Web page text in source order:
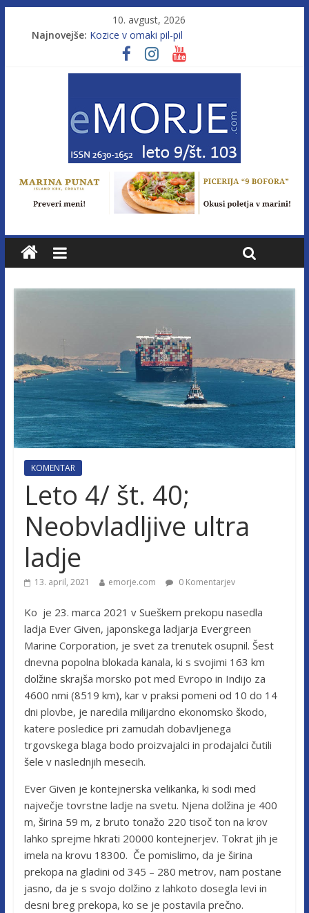
10. avgust, 2026
Najnovejše: Kozice v omaki pil-pil
Leto 9, št. 103; Licenca brez morja
Od morja do gorja 11
KOMENTAR
Leto 4/ št. 40;
Neobvladljive ultra
ladje
13. april, 2021 emorje.com 0 Komentarjev
Ko je 23. marca 2021 v Sueškem prekopu nasedla
ladja Ever Given, japonskega ladjarja Evergreen
Marine Corporation, je svet za trenutek osupnil. Šest
dnevna popolna blokada kanala, ki s svojimi 163 km
dolžine skrajša morsko pot med Evropo in Indijo za
4600 nmi (8519 km), kar v praksi pomeni od 10 do 14
dni plovbe, je naredila milijardno ekonomsko škodo,
katere posledice pri zamudah dobavljenega
trgovskega blaga bodo proizvajalci in prodajalci čutili
šele v naslednjih mesecih.
Ever Given je kontejnerska velikanka, ki sodi med
največje tovrstne ladje na svetu. Njena dolžina je 400
m, širina 59 m, z bruto tonažo 220 tisoč ton na krov
lahko sprejme hkrati 20000 kontejnerjev. Tokrat jih je
imela na krovu 18300. Če pomislimo, da je širina
prekopa na gladini od 345 – 280 metrov, nam postane
jasno, da je s svojo dolžino z lahkoto dosegla levi in
desni breg prekopa, ko se je postavila prečno.